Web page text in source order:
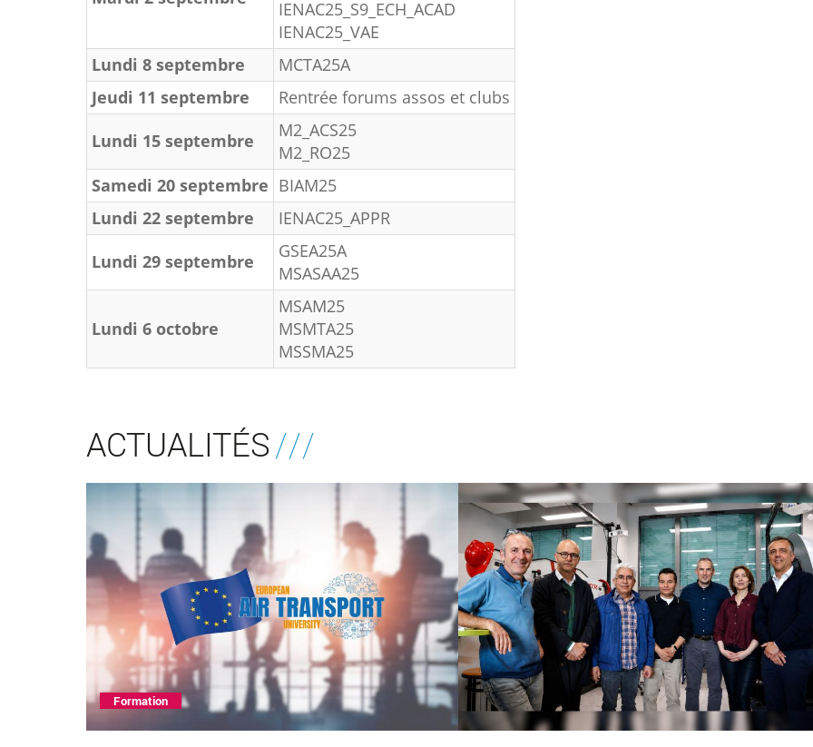
IENAC25_S9_ECH_ACAD
IENAC25_VAE
Lundi 8 septembre
MCTA25A
Jeudi 11 septembre
Rentrée forums assos et clubs
Lundi 15 septembre
M2_ACS25
M2_RO25
Samedi 20 septembre BIAM25
Lundi 22 septembre
IENAC25_APPR
Lundi 29 septembre
GSEA25A
MSASAA25
Lundi 6 octobre
MSAM25
MSMTA25
MSSMA25
ACTUALITÉS
Formation